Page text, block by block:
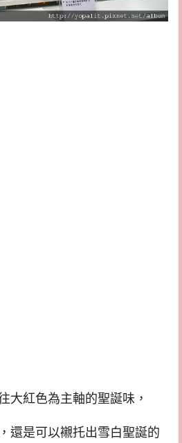
大紅色為主軸的聖誕味，
還是可以襯托出雪白聖誕的